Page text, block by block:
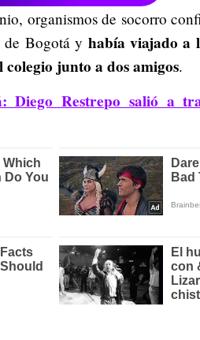
organismos de socorro
de Bogotá y había viajado a
junto a dosamigos.
Diego Restrepo salió a